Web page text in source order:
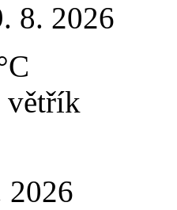
8. 2026
větřík
2026